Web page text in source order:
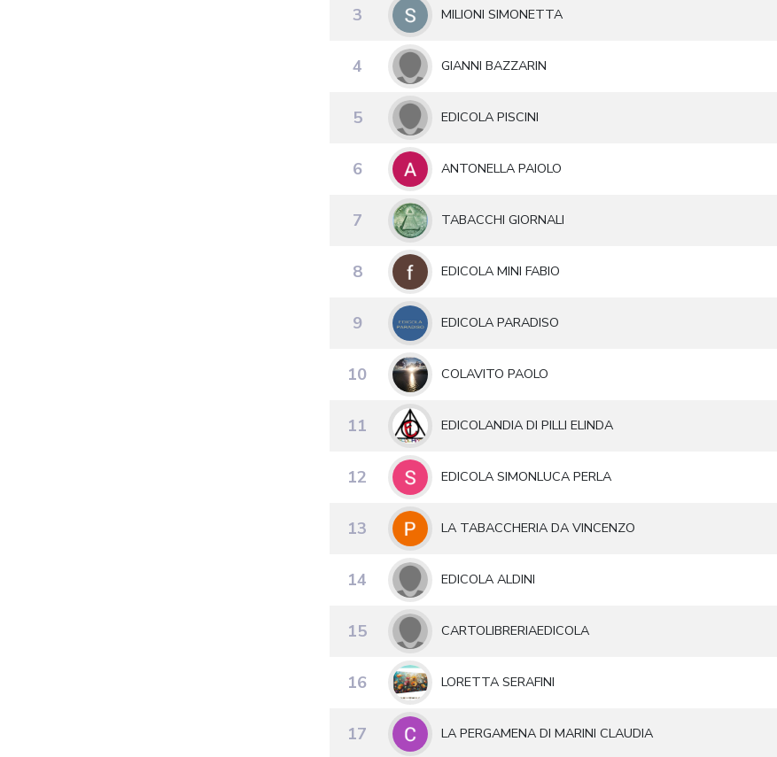
3 MILIONI SIMONETTA
4 GIANNI BAZZARIN
5 EDICOLA PISCINI
6 ANTONELLA PAIOLO
7 TABACCHI GIORNALI
8 EDICOLA MINI FABIO
9 EDICOLA PARADISO
10 COLAVITO PAOLO
11 EDICOLANDIA DI PILLI ELINDA
12 EDICOLA SIMONLUCA PERLA
13 LA TABACCHERIA DA VINCENZO
14 EDICOLA ALDINI
15 CARTOLIBRERIAEDICOLA
16 LORETTA SERAFINI
17 LA PERGAMENA DI MARINI CLAUDIA